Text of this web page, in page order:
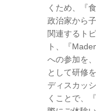
くため、『
政治家から
関連するト
ト、『
への参加を
として研修
ディスカッ
くことで、